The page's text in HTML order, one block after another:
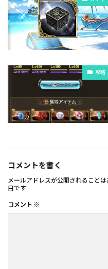
攻略
コメントを書く
メールアドレスが公開されることは
目です
コメント ※